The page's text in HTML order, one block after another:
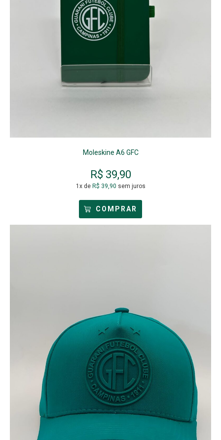
Moleskine A6 GFC
R$ 39,90
1x de R$ 39,90 sem juros
COMPRAR